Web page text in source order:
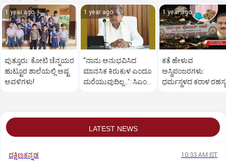
1 year ago
ಪುತ್ತೂರು: ಕೋಟಿ ಚೆನ್ನಯರ
ಹುಟ್ಟೂರ ಶಾಲೆಯಲ್ಲಿ ಅಷ್ಟ
ಅವಳಿಗಳು!
1 year ago
“ನಾನು ಅನುಭವಿಸಿದ
ಮಾನಸಿಕ ಕಿರುಕುಳ ಎಂದೂ
ಮರೆಯುವುದಿಲ್ಲ…’: ಸಿಎಂ
1 year ago
ಕತೆ ಹೇಳುವ
ಅಸ್ಥಿಪಂಜರಗಳು:
ಧರ್ಮಸ್ಥಳದ‌ ಕರಾಳ ರಹಸ್ಯ
LATEST NEWS
ದಕ್ಷಿಣಕನ್ನಡ 10:33 AM IST